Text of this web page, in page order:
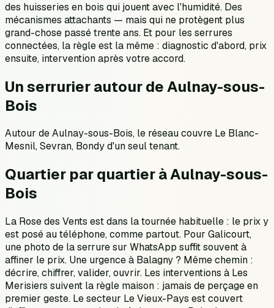
des huisseries en bois qui jouent avec l'humidité. Des
mécanismes attachants — mais qui ne protègent plus
grand-chose passé trente ans. Et pour les serrures
connectées, la règle est la même : diagnostic d'abord, prix
ensuite, intervention après votre accord.
Un serrurier autour de Aulnay-sous-
Bois
Autour de Aulnay-sous-Bois, le réseau couvre Le Blanc-
Mesnil, Sevran, Bondy d'un seul tenant.
Quartier par quartier à Aulnay-sous-
Bois
La Rose des Vents est dans la tournée habituelle : le prix y
est posé au téléphone, comme partout. Pour Galicourt,
une photo de la serrure sur WhatsApp suffit souvent à
affiner le prix. Une urgence à Balagny ? Même chemin :
décrire, chiffrer, valider, ouvrir. Les interventions à Les
Merisiers suivent la règle maison : jamais de perçage en
premier geste. Le secteur Le Vieux-Pays est couvert